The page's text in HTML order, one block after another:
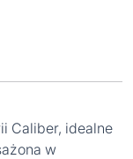
Caliber, idealne
w